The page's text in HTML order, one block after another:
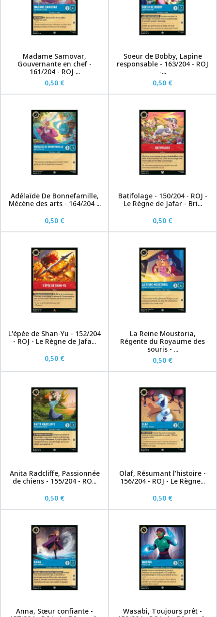
Madame Samovar,
Gouvernante en chef -
161/204 - ROJ ...
0,50 €
Soeur de Bobby, Lapine
responsable - 163/204 - ROJ
-...
0,50 €
Adélaïde De Bonnefamille,
Mécène des arts - 164/204 ...
0,50 €
Batifolage - 150/204 - ROJ -
Le Règne de Jafar - Bri...
0,50 €
L'épée de Shan-Yu - 152/204
- ROJ - Le Règne de Jafa...
0,50 €
La Reine Moustoria,
Régente du Royaume des
souris - ...
0,50 €
Anita Radcliffe, Passionnée
de chiens - 155/204 - RO...
0,50 €
Olaf, Résumant l'histoire -
156/204 - ROJ - Le Règne...
0,50 €
Anna, Sœur confiante -
Wasabi, Toujours prêt -